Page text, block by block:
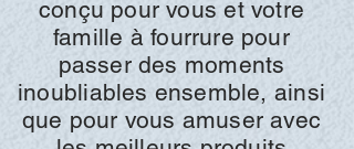
conçu pour vous et votre
famille à fourrure pour
passer des moments
inoubliables ensemble, ainsi
que pour vous amuser avec